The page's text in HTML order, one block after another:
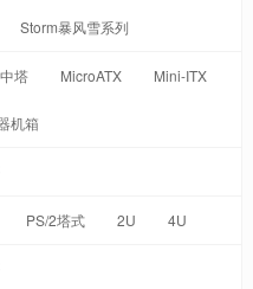
Storm暴风雪系列
中塔 MicroATX Mini-ITX
机箱
PS/2塔式 2U 4U